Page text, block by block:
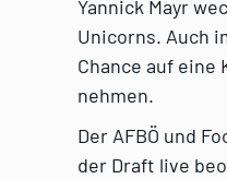
Yannick Mayr
Unicorns. Auch
Chance auf
nehmen.
Der AFBÖ und
der Draft live